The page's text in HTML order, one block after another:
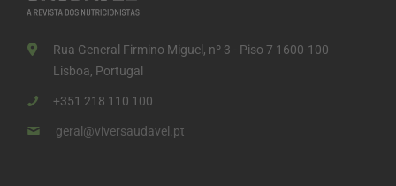
Rua General Firmino Miguel, nº 3 - Piso 7 1600-100
Lisboa, Portugal
+351 218 110 100
geral@viversaudavel.pt